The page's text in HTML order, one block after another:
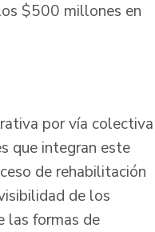
$500 millones en
por vía colectiva
que integran este
de rehabilitación
de los
las formas de